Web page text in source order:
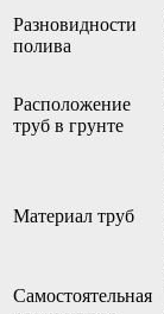
Разновидности
полива
Расположение
труб в грунте
Материал труб
Самостоятельная